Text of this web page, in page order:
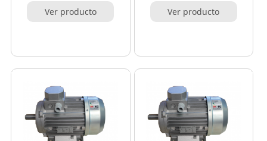
Ver producto Ver producto